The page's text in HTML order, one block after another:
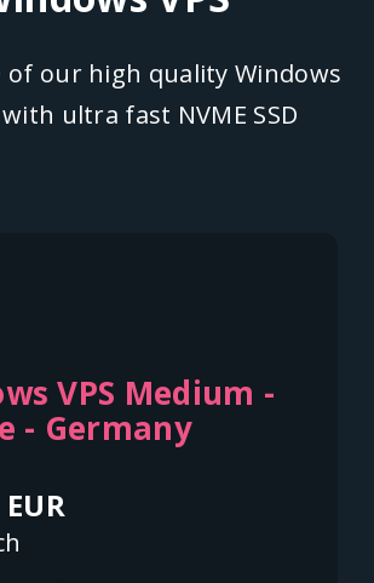
of our high quality Windows
ultra fast NVME SSD
VPS Medium -
- Germany